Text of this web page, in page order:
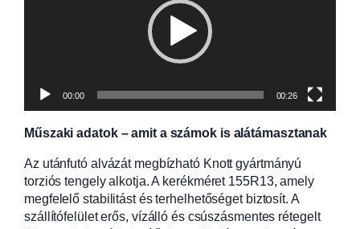
00:00 00:26
Műszaki adatok – amit a számok is alátámasztanak
Az utánfutó alvázát megbízható Knott gyártmányú
torziós tengely alkotja. A kerékméret 155R13, amely
megfelelő stabilitást és terhelhetőséget biztosít. A
szállítófelület erős, vízálló és csúszásmentes rétegelt